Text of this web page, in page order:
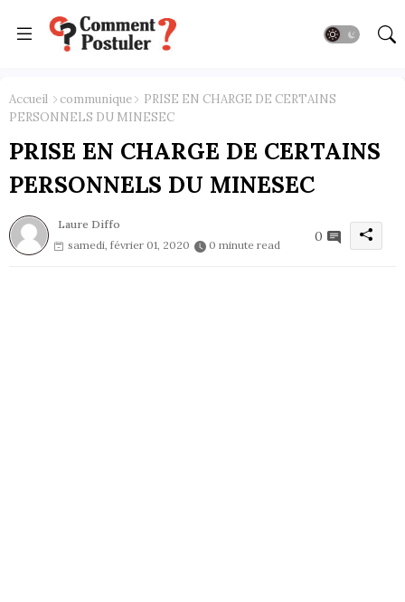
Accueil communique
PRISE EN CHARGE DE CERTAINS
PERSONNELS DU MINESEC
PRISE EN CHARGE DE CERTAINS
PERSONNELS DU MINESEC
Laure Diffo
samedi, février 01, 2020
0 minute read
0